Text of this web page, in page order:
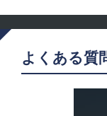
よくある質